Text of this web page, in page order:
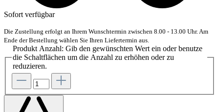
Sofort verfügbar
Die Zustellung erfolgt an Ihrem Wunschtermin zwischen 8.00 - 13.00 Uhr. Am
Ende der Bestellung wählen Sie Ihren Liefertermin aus.
Produkt Anzahl: Gib den gewünschten Wert ein oder benutze
die Schaltflächen um die Anzahl zu erhöhen oder zu
reduzieren.